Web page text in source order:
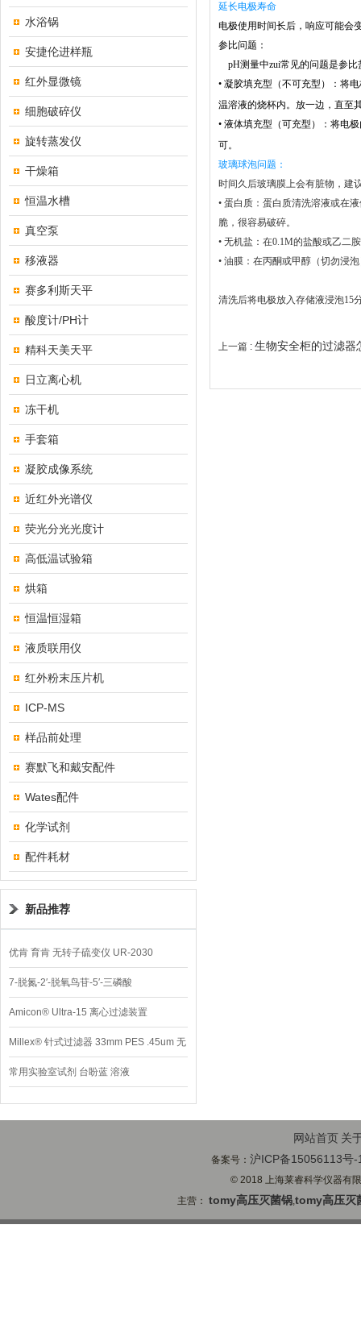
水浴锅
安捷伦进样瓶
红外显微镜
细胞破碎仪
旋转蒸发仪
干燥箱
恒温水槽
真空泵
移液器
赛多利斯天平
酸度计/PH计
精科天美天平
日立离心机
冻干机
手套箱
凝胶成像系统
近红外光谱仪
荧光分光光度计
高低温试验箱
烘箱
恒温恒湿箱
液质联用仪
红外粉末压片机
ICP-MS
样品前处理
赛默飞和戴安配件
Wates配件
化学试剂
配件耗材
新品推荐
优肯 育肯 无转子硫变仪 UR-2030
7-脱氮-2′-脱氧鸟苷-5′-三磷酸
Amicon® Ultra-15 离心过滤装置
Millex® 针式过滤器 33mm PES .45um 无
菌
常用实验室试剂 台盼蓝 溶液
延长电极寿命
电极使用时间长后，响应可能会
参比问题：
pH测量中zui常见的问题是参比
• 凝胶填充型（不可充型）：将
温溶液的烧杯内。放一边，直至
• 液体填充型（可充型）：将电
可。
玻璃球泡问题：
时间久后玻璃膜上会有脏物，建
• 蛋白质： 蛋白质清洗溶液或在
脆，很容易破碎。
• 无机盐：在0.1M的盐酸或乙二
• 油膜：在丙酮或甲醇 （切勿浸
清洗后将电极放入存储液浸泡15
上一篇 : 生物安全柜的过滤器
网站首页 关
备案号：沪ICP备15056113号-
© 2018 上海莱睿科学仪器有
主营：tomy高压灭菌锅,tomy高压灭